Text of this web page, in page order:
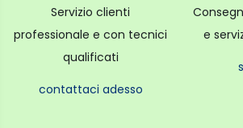
Servizio clienti
professionale e con tecnici
qualificati
contattaci adesso
e